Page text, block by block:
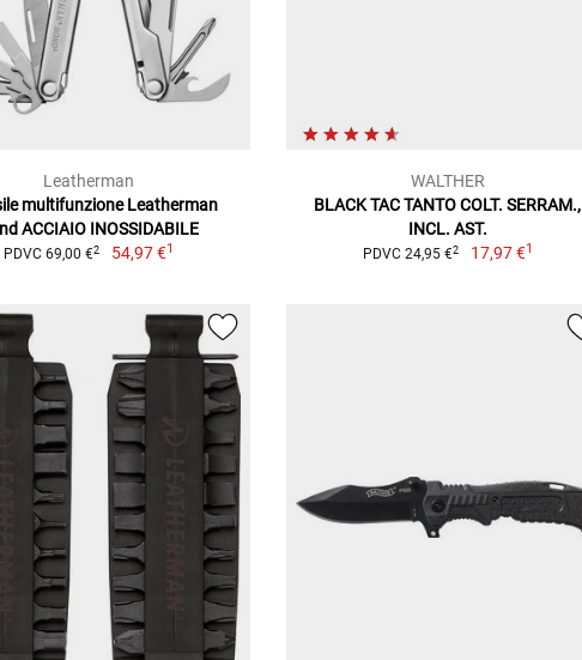
Leatherman
multifunzione Leatherman
ACCIAIO INOSSIDABILE
PDVC 69,00 €2 54,97 €1
WALTHER
BLACK TAC TANTO COLT. SERRAM.,
INCL. AST.
PDVC 24,95 €2 17,97 €1